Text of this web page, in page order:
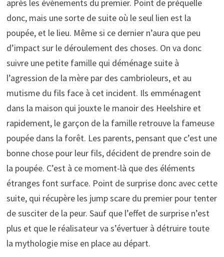
après les évènements du premier. Point de préquelle
donc, mais une sorte de suite où le seul lien est la
poupée, et le lieu. Même si ce dernier n’aura que peu
d’impact sur le déroulement des choses. On va donc
suivre une petite famille qui déménage suite à
l’agression de la mère par des cambrioleurs, et au
mutisme du fils face à cet incident. Ils emménagent
dans la maison qui jouxte le manoir des Heelshire et
rapidement, le garçon de la famille retrouve la fameuse
poupée dans la forêt. Les parents, pensant que c’est une
bonne chose pour leur fils, décident de prendre soin de
la poupée. C’est à ce moment-là que des éléments
étranges font surface. Point de surprise donc avec cette
suite, qui récupère les jump scare du premier pour tenter
de susciter de la peur. Sauf que l’effet de surprise n’est
plus et que le réalisateur va s’évertuer à détruire toute
la mythologie mise en place au départ.